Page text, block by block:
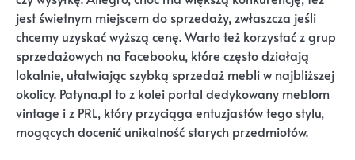
jest świetnym miejscem do sprzedaży, zwłaszcza jeśli
chcemy uzyskać wyższą cenę. Warto też korzystać z grup
sprzedażowych na Facebooku, które często działają
lokalnie, ułatwiając szybką sprzedaż mebli w najbliższej
okolicy. Patyna.pl to z kolei portal dedykowany meblom
vintage i z PRL, który przyciąga entuzjastów tego stylu,
mogących docenić unikalność starych przedmiotów.